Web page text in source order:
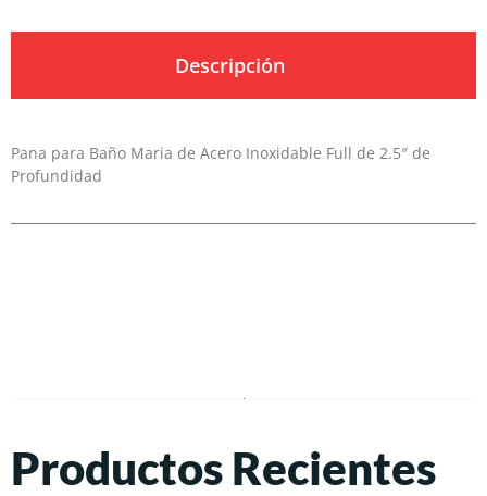
Descripción
Pana para Baño Maria de Acero Inoxidable Full de 2.5″ de
Profundidad
Productos Recientes